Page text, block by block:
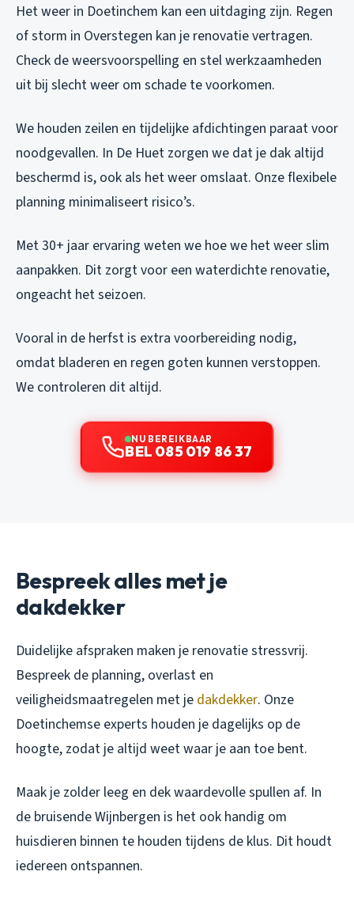
Het weer in Doetinchem kan een uitdaging zijn. Regen
of storm in Overstegen kan je renovatie vertragen.
Check de weersvoorspelling en stel werkzaamheden
uit bij slecht weer om schade te voorkomen.
We houden zeilen en tijdelijke afdichtingen paraat voor
noodgevallen. In De Huet zorgen we dat je dak altijd
beschermd is, ook als het weer omslaat. Onze flexibele
planning minimaliseert risico’s.
Met 30+ jaar ervaring weten we hoe we het weer slim
aanpakken. Dit zorgt voor een waterdichte renovatie,
ongeacht het seizoen.
Vooral in de herfst is extra voorbereiding nodig,
omdat bladeren en regen goten kunnen verstoppen.
We controleren dit altijd.
NU BEREIKBAAR
BEL 085 019 86 37
Bespreek alles met je
dakdekker
Duidelijke afspraken maken je renovatie stressvrij.
Bespreek de planning, overlast en
veiligheidsmaatregelen met je dakdekker. Onze
Doetinchemse experts houden je dagelijks op de
hoogte, zodat je altijd weet waar je aan toe bent.
Maak je zolder leeg en dek waardevolle spullen af. In
de bruisende Wijnbergen is het ook handig om
huisdieren binnen te houden tijdens de klus. Dit houdt
iedereen ontspannen.